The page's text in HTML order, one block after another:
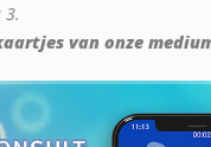
3.
van onze